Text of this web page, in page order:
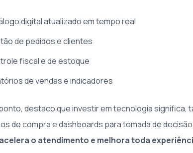
digital atualizado em tempo real
de pedidos e clientes
fiscal e de estoque
de vendas e indicadores
destaco que investir em tecnologia significa,
de compra e dashboards para tomada de
o atendimento e melhora toda